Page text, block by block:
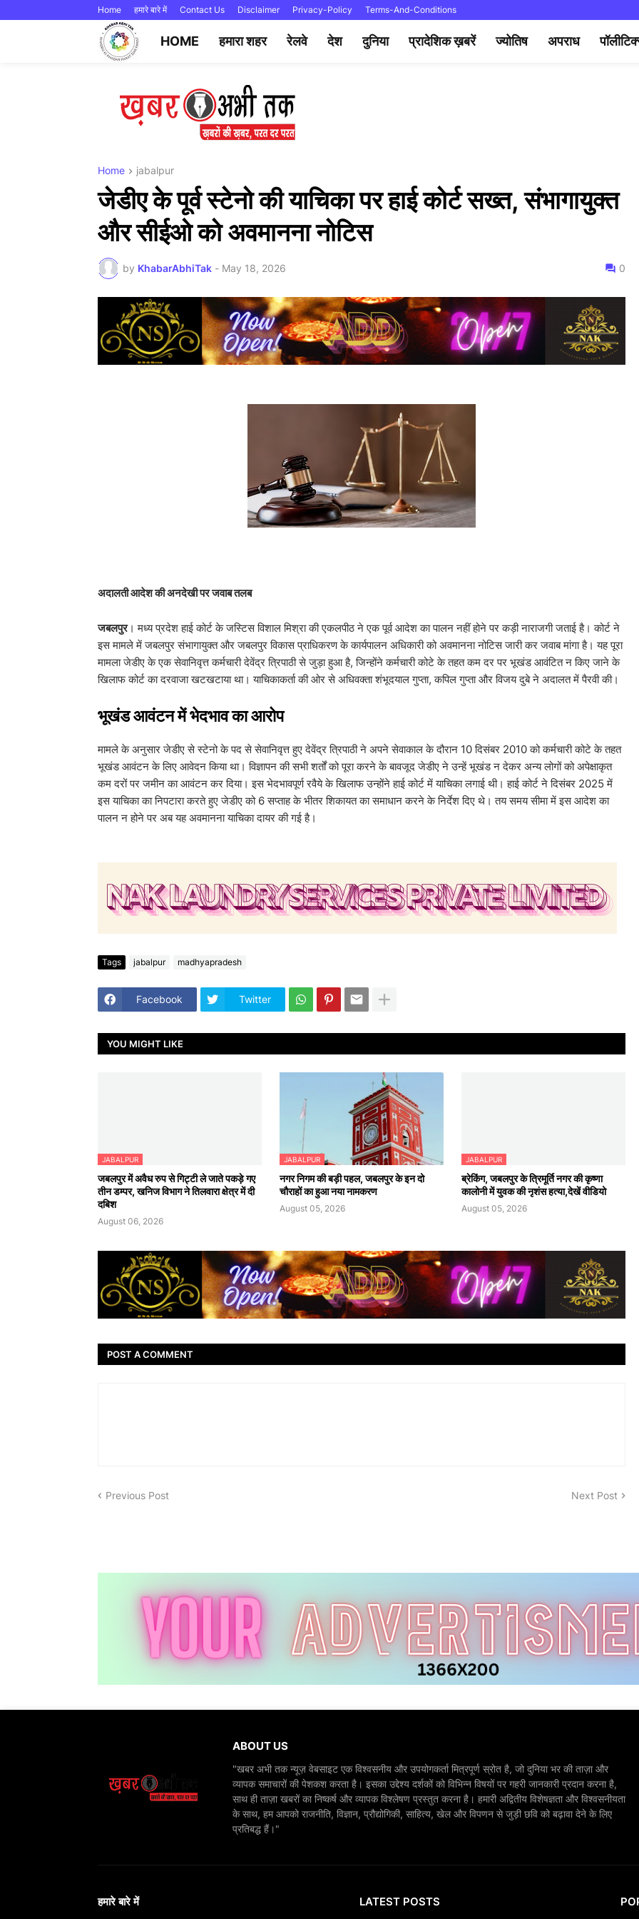
Home हमारे बारे में Contact Us Disclaimer Privacy-Policy Terms-And-Conditions
HOME हमारा शहर रेलवे देश दुनिया प्रादेशिक ख़बरें ज्योतिष अपराध
Home jabalpur
जेडीए के पूर्व स्टेनो की याचिका पर हाई कोर्ट सख्त, संभागायुक्त
और सीईओ को अवमानना नोटिस
by KhabarAbhiTak - May 18, 2026 0
अदालती आदेश की अनदेखी पर जवाब तलब
जबलपुर। मध्य प्रदेश हाई कोर्ट के जस्टिस विशाल मिश्रा की एकलपीठ ने एक पूर्व आदेश का पालन नहीं होने पर कड़ी नाराजगी जताई है। कोर्ट ने
इस मामले में जबलपुर संभागायुक्त और जबलपुर विकास प्राधिकरण के कार्यपालन अधिकारी को अवमानना नोटिस जारी कर जवाब मांगा है। यह पूरा
मामला जेडीए के एक सेवानिवृत्त कर्मचारी देवेंद्र त्रिपाठी से जुड़ा हुआ है, जिन्होंने कर्मचारी कोटे के तहत कम दर पर भूखंड आवंटित न किए जाने के
खिलाफ कोर्ट का दरवाजा खटखटाया था। याचिकाकर्ता की ओर से अधिवक्ता शंभूदयाल गुप्ता, कपिल गुप्ता और विजय दुबे ने अदालत में पैरवी की।
​भूखंड आवंटन में भेदभाव का आरोप
​मामले के अनुसार जेडीए से स्टेनो के पद से सेवानिवृत्त हुए देवेंद्र त्रिपाठी ने अपने सेवाकाल के दौरान 10 दिसंबर 2010 को कर्मचारी कोटे के तहत
भूखंड आवंटन के लिए आवेदन किया था। विज्ञापन की सभी शर्तों को पूरा करने के बावजूद जेडीए ने उन्हें भूखंड न देकर अन्य लोगों को अपेक्षाकृत
कम दरों पर जमीन का आवंटन कर दिया। इस भेदभावपूर्ण रवैये के खिलाफ उन्होंने हाई कोर्ट में याचिका लगाई थी। हाई कोर्ट ने दिसंबर 2025 में
इस याचिका का निपटारा करते हुए जेडीए को 6 सप्ताह के भीतर शिकायत का समाधान करने के निर्देश दिए थे। तय समय सीमा में इस आदेश का
पालन न होने पर अब यह अवमानना याचिका दायर की गई है।
Tags jabalpur madhyapradesh
Facebook Twitter
YOU MIGHT LIKE
JABALPUR
जबलपुर में अवैध रुप से गिट्टी ले जाते पकड़े गए
तीन डम्पर, खनिज विभाग ने तिलवारा क्षेत्र में दी
दबिश
August 06, 2026
JABALPUR
नगर निगम की बड़ी पहल, जबलपुर के इन दो
चौराहों का हुआ नया नामकरण
August 05, 2026
JABALPUR
ब्रेकिंग, जबलपुर के त्रिमूर्ति नगर की कृष्णा
कालोनी में युवक की नृशंस हत्या,देखें वीडियो
August 05, 2026
POST A COMMENT
Previous Post Next Post
ABOUT US
"खबर अभी तक न्यूज़ वेबसाइट एक विश्वसनीय और उपयोगकर्ता मित्रपूर्ण स्रोत है, जो दुनिया भर की ताज़ा और
व्यापक समाचारों की पेशकश करता है। इसका उद्देश्य दर्शकों को विभिन्न विषयों पर गहरी जानकारी प्रदान करना है,
साथ ही ताज़ा खबरों का निष्कर्ष और व्यापक विश्लेषण प्रस्तुत करना है। हमारी अद्वितीय विशेषज्ञता और विश्वसनीयता
के साथ, हम आपको राजनीति, विज्ञान, प्रौद्योगिकी, साहित्य, खेल और विपणन से जुड़ी छवि को बढ़ावा देने के लिए
प्रतिबद्ध हैं।"
हमारे बारे में LATEST POSTS